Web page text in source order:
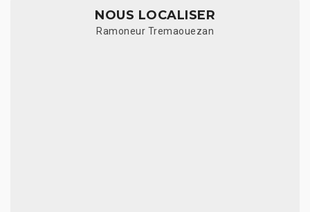
NOUS LOCALISER
Ramoneur Tremaouezan